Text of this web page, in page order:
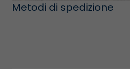
Metodi di spedizione